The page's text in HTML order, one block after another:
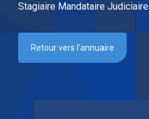
Stagiaire Mandataire Judiciaire
Retour vers l’annuaire